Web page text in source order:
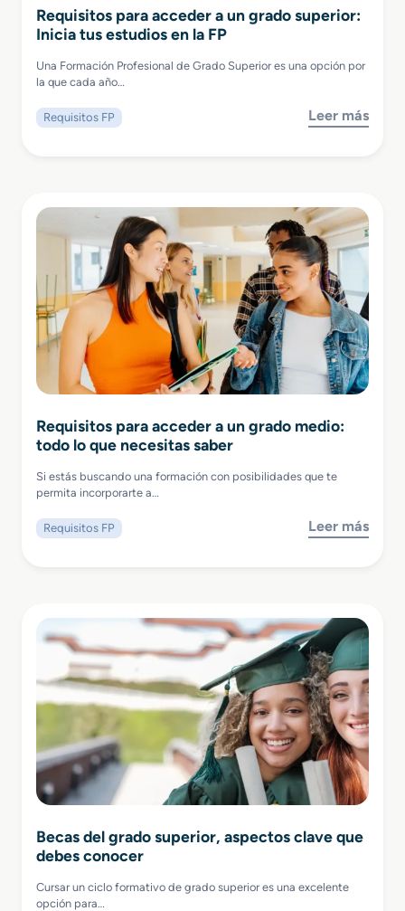
Requisitos para acceder a un grado superior:
Inicia tus estudios en la FP
Una Formación Profesional de Grado Superior es una opción por
la que cada año…
Requisitos FP Leer más
Requisitos para acceder a un grado medio:
todo lo que necesitas saber
Si estás buscando una formación con posibilidades que te
permita incorporarte a…
Requisitos FP Leer más
Becas del grado superior, aspectos clave que
debes conocer
Cursar un ciclo formativo de grado superior es una excelente
opción para…